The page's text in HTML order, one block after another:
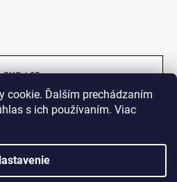
cookie. Ďalším prechádzaním
s ich používaním. Viac
0KS /€0